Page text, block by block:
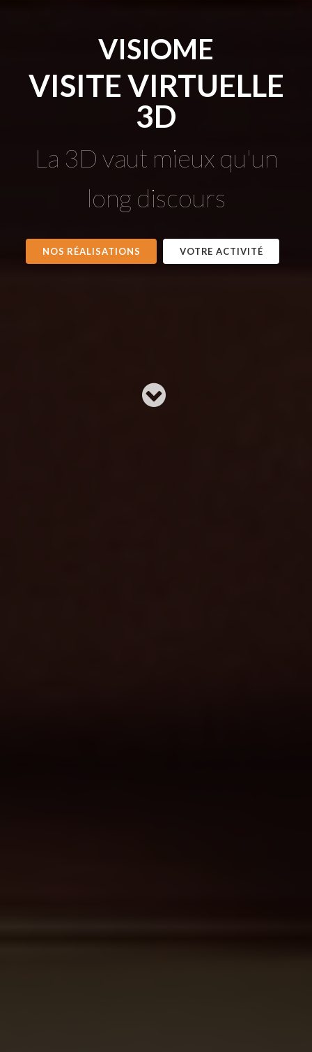
VISIOME
VISITE VIRTUELLE
3D
La 3D vaut mieux qu'un
long discours
NOS RÉALISATIONS VOTRE ACTIVITÉ